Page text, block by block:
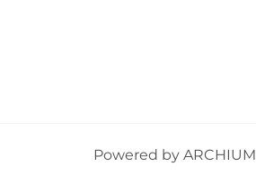
Powered by ARCHIUM